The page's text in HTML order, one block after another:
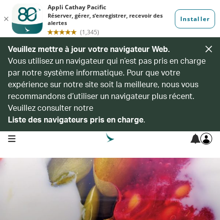
Veuillez mettre à jour votre navigateur Web.
Vous utilisez un navigateur qui n’est pas pris en charge
par notre système informatique. Pour que votre
expérience sur notre site soit la meilleure, nous vous
recommandons d’utiliser un navigateur plus récent.
Veuillez consulter notre
Liste des navigateurs pris en charge.
open navigation menu